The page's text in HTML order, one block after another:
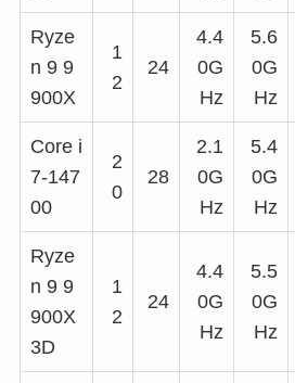
Ryze
n 9 9
900X
1
2
24
4.4
0G
Hz
5.6
0G
Hz
Core i
7-147
00
2
0
28
2.1
0G
Hz
5.4
0G
Hz
Ryze
n 9 9
900X
3D
1
2
24
4.4
0G
Hz
5.5
0G
Hz